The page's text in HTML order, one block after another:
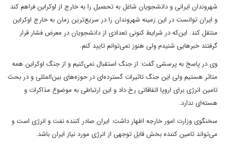
شهروندان ایرانی و دانشجویان شاغل به تحصیل را به خارج از اوکراین فراهم کند
و ایران توانست در این زمینه شهروندان را در سریع‌ترین زمان به خارج اوکراین
منتقل کند. این‌که در شرایط کنونی تعدادی از دانشجویان در معرض فشار قرار
گرفتند خبرهایی شنیدم ولی هنوز نمی‌توانم تایید کنم.
وی در پاسخ به پرسشی گفت: از جنگ استقبال نمی‌کنیم و از جنگ اوکراین همه
متاثر هستیم ولی این جنگ تاثیرات گسترده‌ای در حوزه‌های بین‌المللی و در بحث
تامین انرژی برای اروپا اتفاقاتی رخ داد و این ارتباطی به موضوع مذاکرات و
هسته‌ای ندارد.
سخنگوی وزارت امور خارجه اظهار داشت: ایران صادر کننده نفت و انرژی است و
می‌تواند تامین کننده بخش قابل توجهی از انرژی مورد نیاز ایران باشد.